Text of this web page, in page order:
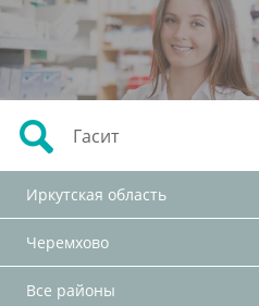
Иркутская область
Черемхово
Все районы